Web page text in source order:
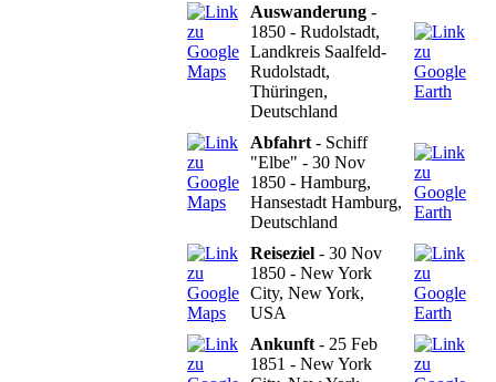
Auswanderung -
1850 - Rudolstadt,
Landkreis Saalfeld-
Rudolstadt,
Thüringen,
Deutschland
Abfahrt - Schiff
"Elbe" - 30 Nov
1850 - Hamburg,
Hansestadt Hamburg,
Deutschland
Reiseziel - 30 Nov
1850 - New York
City, New York,
USA
Ankunft - 25 Feb
1851 - New York